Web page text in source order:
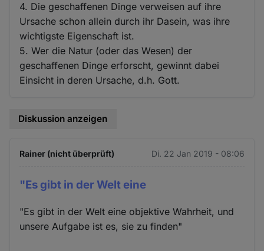
4. Die geschaffenen Dinge verweisen auf ihre
Ursache schon allein durch ihr Dasein, was ihre
wichtigste Eigenschaft ist.
5. Wer die Natur (oder das Wesen) der
geschaffenen Dinge erforscht, gewinnt dabei
Einsicht in deren Ursache, d.h. Gott.
Diskussion anzeigen
Rainer (nicht überprüft) Di. 22 Jan 2019 - 08:06
"Es gibt in der Welt eine
"Es gibt in der Welt eine objektive Wahrheit, und
unsere Aufgabe ist es, sie zu finden"